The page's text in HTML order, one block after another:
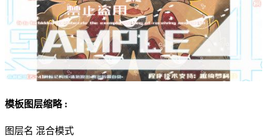
模板图层缩略 :
图层名 混合模式